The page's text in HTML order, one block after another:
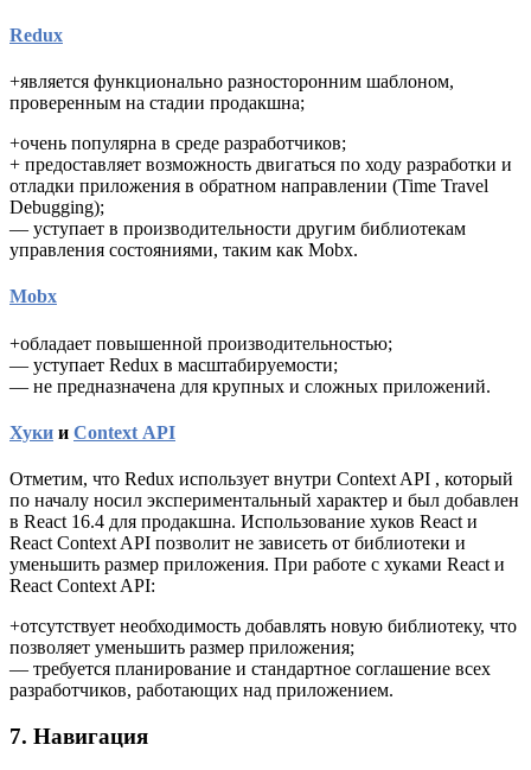
Redux
+является функционально разносторонним шаблоном,
проверенным на стадии продакшна;
+очень популярна в среде разработчиков;
+ предоставляет возможность двигаться по ходу разработки и
отладки приложения в обратном направлении (Time Travel
Debugging);
— уступает в производительности другим библиотекам
управления состояниями, таким как Mobx.
Mobx
+обладает повышенной производительностью;
— уступает Redux в масштабируемости;
— не предназначена для крупных и сложных приложений.
Хуки и Context API
Отметим, что Redux использует внутри Context API , который
по началу носил экспериментальный характер и был добавлен
в React 16.4 для продакшна. Использование хуков React и
React Context API позволит не зависеть от библиотеки и
уменьшить размер приложения. При работе с хуками React и
React Context API:
+отсутствует необходимость добавлять новую библиотеку, что
позволяет уменьшить размер приложения;
— требуется планирование и стандартное соглашение всех
разработчиков, работающих над приложением.
7. Навигация